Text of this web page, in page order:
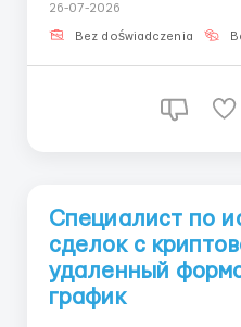
требованиями? Мы
Незаменимость
26-07-2026
Bez doświadczenia
Специалист по
сделок с
удаленный
график